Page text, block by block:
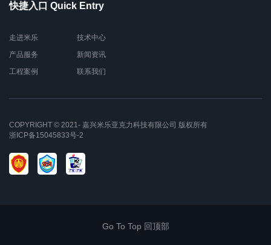
快捷入口 Quick Entry
走进米乐
产品服务
工程案例
技术中心
新闻资讯
联系我们
COPYRIGHT © 2021- 嘉兴米乐亚克力科技有限公司 版权所有
浙ICP备15045833号-2
Go To Top 回顶部